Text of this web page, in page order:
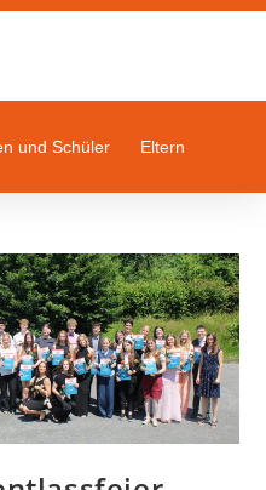
und Schüler Eltern